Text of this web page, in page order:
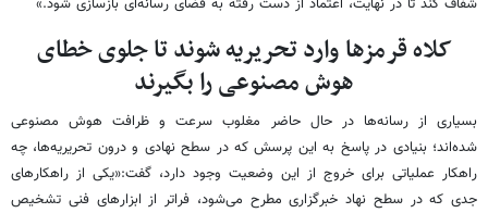
شفاف کند تا در نهایت، اعتماد از دست رفته به فضای رسانه‌ای بازسازی شود.»
کلاه قرمزها وارد تحریریه شوند تا جلوی خطای
هوش مصنوعی را بگیرند
بسیاری از رسانه‌ها در حال حاضر مغلوب سرعت و ظرافت هوش مصنوعی
شده‌اند؛ بنیادی در پاسخ به این پرسش که در سطح نهادی و درون تحریریه‌ها، چه
راهکار عملیاتی برای خروج از این وضعیت وجود دارد، گفت:«یکی از راهکارهای
جدی که در سطح نهاد خبرگزاری مطرح می‌شود، فراتر از ابزارهای فنی تشخیص